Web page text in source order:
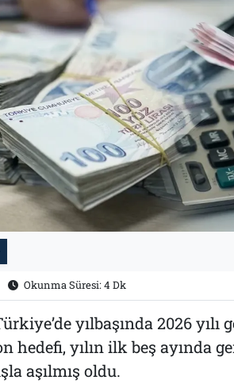
Okunma Süresi: 4 Dk
yılbaşında 2026
hedefi, yılın ilk beş ayında
aşılmış oldu.